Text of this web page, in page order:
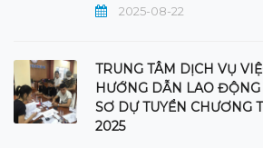
2025-08-22
TRUNG TÂM DỊCH VỤ
HƯỚNG DẪN LAO
SƠ DỰ TUYỂN CHƯƠNG
2025